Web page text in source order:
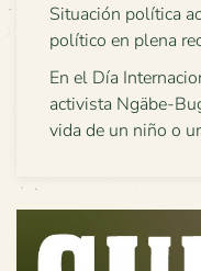
Situación política
político en plena
En el Día
activista Ngäbe-
vida de un niño o